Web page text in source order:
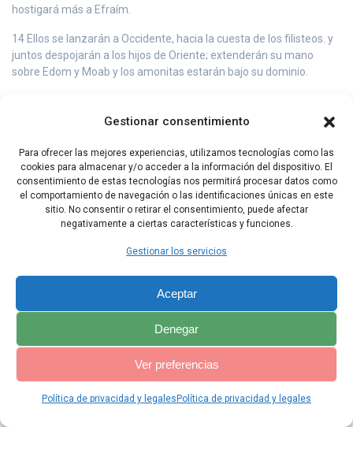
Gestionar consentimiento
Para ofrecer las mejores experiencias, utilizamos tecnologías como las
cookies para almacenar y/o acceder a la información del dispositivo. El
consentimiento de estas tecnologías nos permitirá procesar datos como
el comportamiento de navegación o las identificaciones únicas en este
sitio. No consentir o retirar el consentimiento, puede afectar
negativamente a ciertas características y funciones.
Gestionar los servicios
Aceptar
Denegar
Ver preferencias
Política de privacidad y legales Política de privacidad y legales
hostigará más a Efraím.
14 Ellos se lanzarán a Occidente, hacia la cuesta de los filisteos. y
juntos despojarán a los hijos de Oriente; extenderán su mano
sobre Edom y Moab y los amonitas estarán bajo su dominio.
contra el Río: con su soplo abrasador, lo dividirá en siete brazos, y
16 Habrá un camino para el resto de su pueblo. para lo que haya
quedado de Asiria, como lo hubo para Israel cuando subió del país
de Egipto.
Capítulo Anterior Capítulo Siguiente